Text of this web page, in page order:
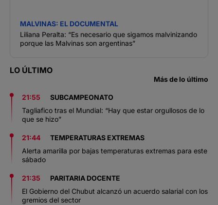
MALVINAS: EL DOCUMENTAL
Liliana Peralta: “Es necesario que sigamos malvinizando
porque las Malvinas son argentinas”
LO ÚLTIMO
Más de lo último
21:55
SUBCAMPEONATO
Tagliafico tras el Mundial: “Hay que estar orgullosos de lo
que se hizo”
21:44
TEMPERATURAS EXTREMAS
Alerta amarilla por bajas temperaturas extremas para este
sábado
21:35
PARITARIA DOCENTE
El Gobierno del Chubut alcanzó un acuerdo salarial con los
gremios del sector